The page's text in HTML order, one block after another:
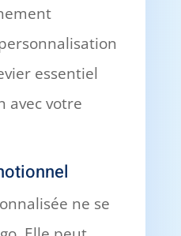
essentiel
avec votre
ne se